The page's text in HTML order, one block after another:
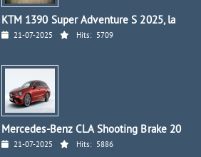
KTM 1390 Super Adventure S 2025, la
21-07-2025 Hits: 5709
Mercedes-Benz CLA Shooting Brake 20
21-07-2025 Hits: 5886